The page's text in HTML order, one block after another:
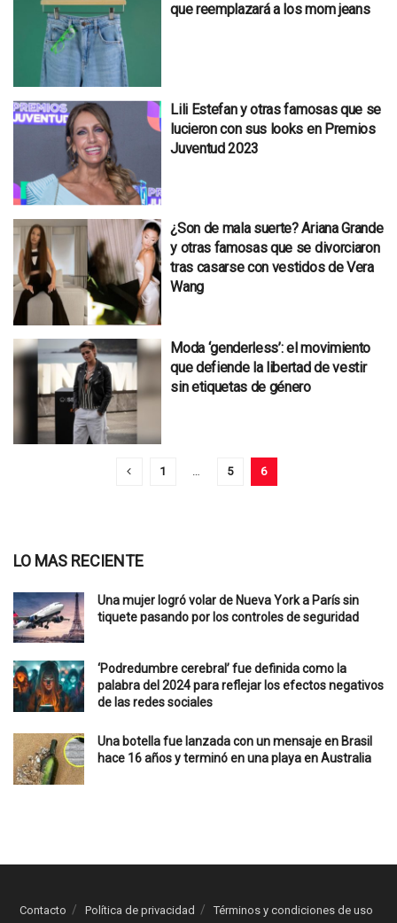
que reemplazará a los mom jeans
Lili Estefan y otras famosas que se
lucieron con sus looks en Premios
Juventud 2023
¿Son de mala suerte? Ariana Grande
y otras famosas que se divorciaron
tras casarse con vestidos de Vera
Wang
Moda ‘genderless’: el movimiento
que defiende la libertad de vestir
sin etiquetas de género
1 … 5 6
LO MAS RECIENTE
Una mujer logró volar de Nueva York a París sin
tiquete pasando por los controles de seguridad
‘Podredumbre cerebral’ fue definida como la
palabra del 2024 para reflejar los efectos negativos
de las redes sociales
Una botella fue lanzada con un mensaje en Brasil
hace 16 años y terminó en una playa en Australia
Contacto Política de privacidad Términos y condiciones de uso